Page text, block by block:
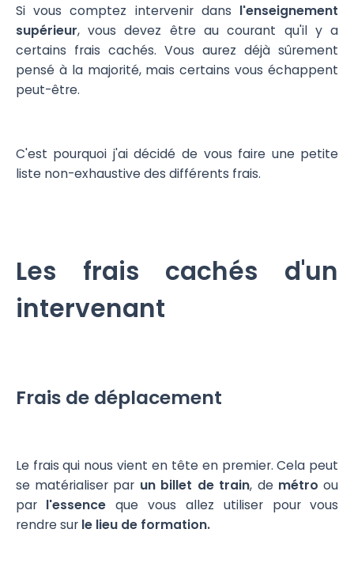
Si vous comptez intervenir dans l'enseignement
supérieur, vous devez être au courant qu'il y a
certains frais cachés. Vous aurez déjà sûrement
pensé à la majorité, mais certains vous échappent
peut-être.
C'est pourquoi j'ai décidé de vous faire une petite
liste non-exhaustive des différents frais.
Les frais cachés d'un
intervenant
Frais de déplacement
Le frais qui nous vient en tête en premier. Cela peut
se matérialiser par un billet de train, de métro ou
par l'essenceque vous allez utiliser pour vous
rendre surle lieu de formation.